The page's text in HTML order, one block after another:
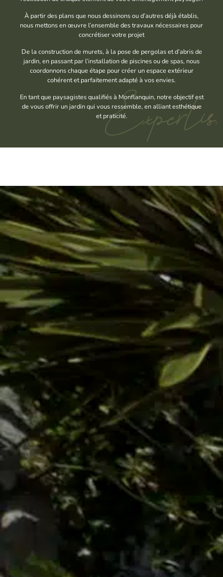
À partir des plans que nous dessinons ou d’autres déjà établis,
nous mettons en œuvre l’ensemble des travaux nécessaires pour
concrétiser votre projet
De la construction de murets, à la pose de pergolas et d’abris de
jardin, en passant par l’installation de piscines ou de spas, nous
coordonnons chaque étape pour créer un espace extérieur
cohérent et parfaitement adapté à vos envies.
En tant que paysagistes qualifiés à Monflanquin, notre objectif est
de vous offrir un jardin qui vous ressemble, en alliant esthétique
et praticité.